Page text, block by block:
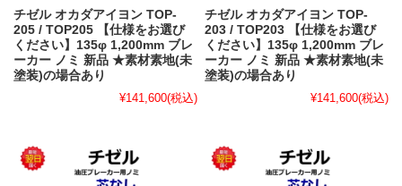
チゼル オカダアイヨン TOP-
205 / TOP205 【仕様をお選び
ください】135φ 1,200mm ブレ
ーカー ノミ 新品 ★素材素地(未
塗装)の場合あり
¥141,600(税込)
チゼル オカダアイヨン TOP-
203 / TOP203 【仕様をお選び
ください】135φ 1,200mm ブレ
ーカー ノミ 新品 ★素材素地(未
塗装)の場合あり
¥141,600(税込)